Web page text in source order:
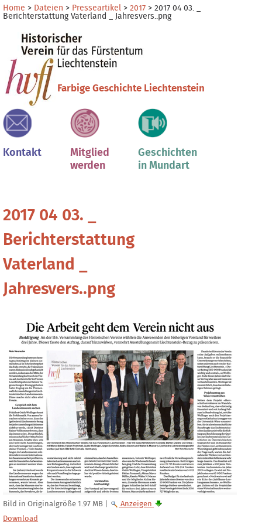
Direkt
zum
Inhalt
Direkt
zur
Navigation
Benutzerspezifische
Werkzeuge
Home > Dateien > Presseartikel >2017 >2017 04 03. _
Berichterstattung Vaterland _ Jahresvers..png
Farbige Geschichte Liechtenstein
Kontakt
Mitglied
werden
Geschichten
in Mundart
2017 04 03. _
Berichterstattung
Vaterland _
Jahresvers..png
Bild in Originalgröße 1.97 MB
Anzeigen
Download